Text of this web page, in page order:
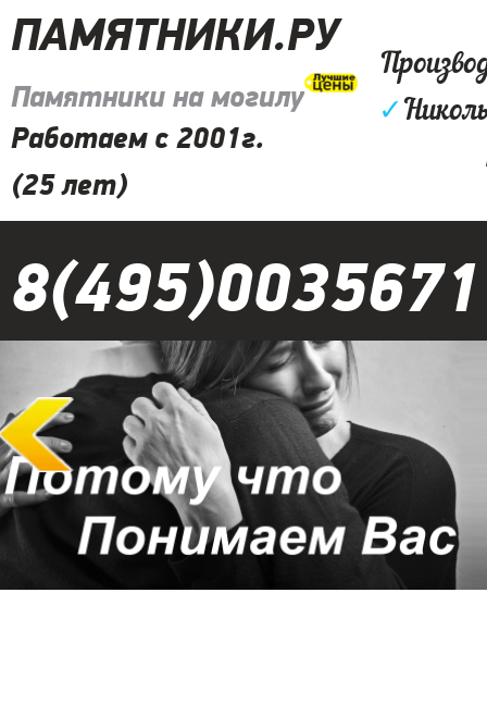
ПАМЯТНИКИ.РУ
Памятники на могилу
Работаем с 2001г.
(25 лет)
✓
8(495)0035671